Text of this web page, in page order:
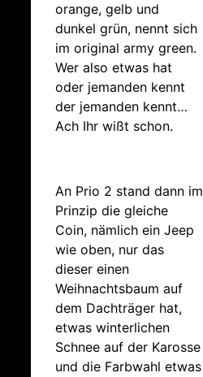
orange, gelb und
dunkel grün, nennt sich
im original army green.
Wer also etwas hat
oder jemanden kennt
der jemanden kennt…
Ach Ihr wißt schon.
An Prio 2 stand dann im
Prinzip die gleiche
Coin, nämlich ein Jeep
wie oben, nur das
dieser einen
Weihnachtsbaum auf
dem Dachträger hat,
etwas winterlichen
Schnee auf der Karosse
und die Farbwahl etwas